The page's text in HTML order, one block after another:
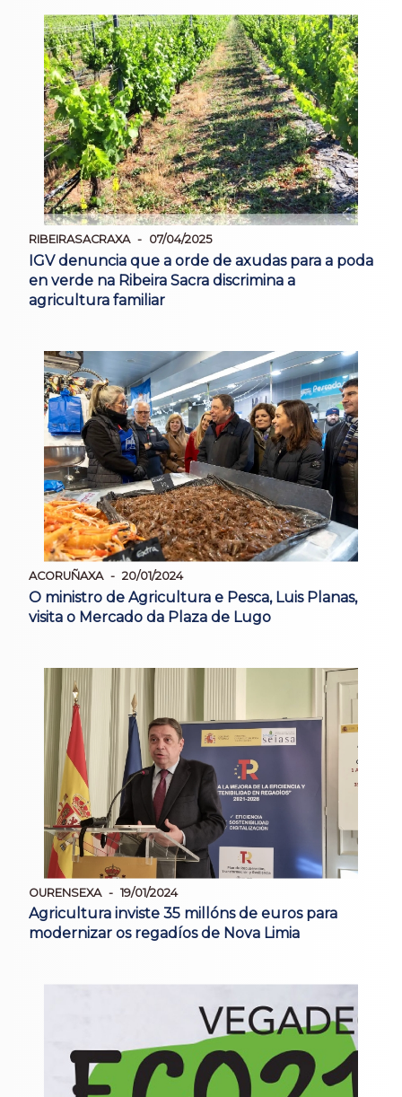
RIBEIRASACRAXA 07/04/2025
IGV denuncia que a orde de axudas para a poda
en verde na Ribeira Sacra discrimina a
agricultura familiar
ACORUÑAXA 20/01/2024
O ministro de Agricultura e Pesca, Luis Planas,
visita o Mercado da Plaza de Lugo
OURENSEXA 19/01/2024
Agricultura inviste 35 millóns de euros para
modernizar os regadíos de Nova Limia